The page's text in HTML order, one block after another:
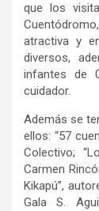
que los
atractiva y
diversos,
infantes de
cuidador.
Además se
ellos: “57
Colectivo;
Carmen
Kikapú”,
Gala S.